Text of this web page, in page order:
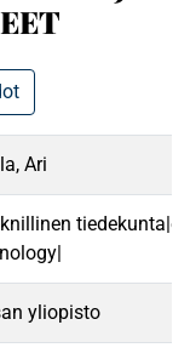
Ari
yliopisto